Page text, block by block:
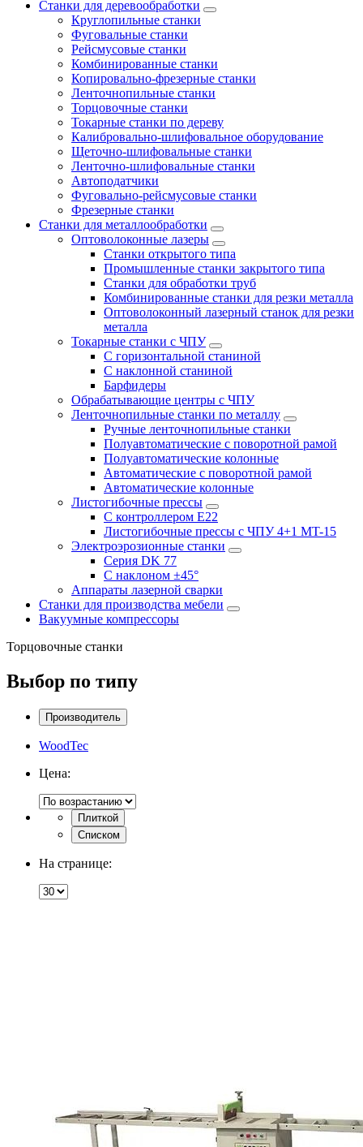
Станки для деревообработки
Круглопильные станки
Фуговальные станки
Рейсмусовые станки
Комбинированные станки
Копировально-фрезерные станки
Ленточнопильные станки
Торцовочные станки
Токарные станки по дереву
Калибровально-шлифовальное оборудование
Щеточно-шлифовальные станки
Ленточно-шлифовальные станки
Автоподатчики
Фуговально-рейсмусовые станки
Фрезерные станки
Станки для металлообработки
Оптоволоконные лазеры
Станки открытого типа
Промышленные станки закрытого типа
Станки для обработки труб
Комбинированные станки для резки металла
Оптоволоконный лазерный станок для резки
металла
Токарные станки с ЧПУ
С горизонтальной станиной
С наклонной станиной
Барфидеры
Обрабатывающие центры с ЧПУ
Ленточнопильные станки по металлу
Ручные ленточнопильные станки
Полуавтоматические с поворотной рамой
Полуавтоматические колонные
Автоматические с поворотной рамой
Автоматические колонные
Листогибочные прессы
С контроллером E22
Листогибочные прессы с ЧПУ 4+1 MT-15
Электроэрозионные станки
Серия DK 77
С наклоном ±45°
Аппараты лазерной сварки
Станки для производства мебели
Вакуумные компрессоры
Торцовочные станки
Выбор по типу
Производитель
WoodTec
Цена:
Плиткой
Списком
На странице: